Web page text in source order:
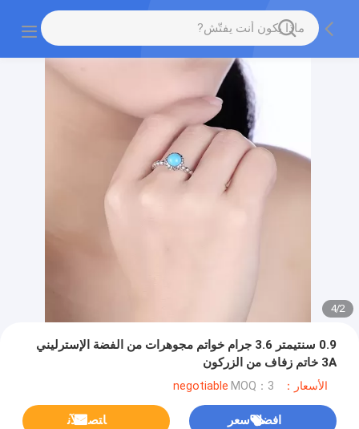
2
/
4
0.9 سنتيمتر 3.6 جرام خواتم مجوهرات من الفضة الإسترليني
3A خاتم زفاف من الزركون
الأسعار：negotiable MOQ：3
افضل سعر ﺎﺘﺼﻟ ﺍﻶﻧ